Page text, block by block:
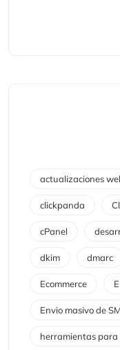
actualizaciones
clickpanda
cPanel
dkim dmarc
Ecommerce
Envio masivo de
herramientas para